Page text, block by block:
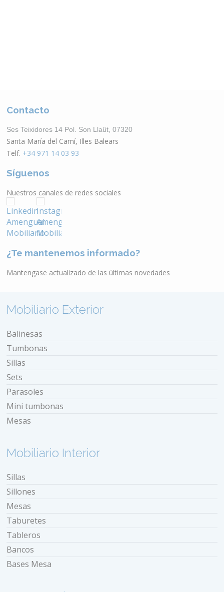
Contacto
Ses Teixidores 14 Pol. Son Llaüt, 07320
Santa María del Camí, Illes Balears
Telf. +34 971 14 03 93
Síguenos
Nuestros canales de redes sociales
¿Te mantenemos informado?
Mantengase actualizado de las últimas novedades
Mobiliario Exterior
Balinesas
Tumbonas
Sillas
Sets
Parasoles
Mini tumbonas
Mesas
Mobiliario Interior
Sillas
Sillones
Mesas
Taburetes
Tableros
Bancos
Bases Mesa